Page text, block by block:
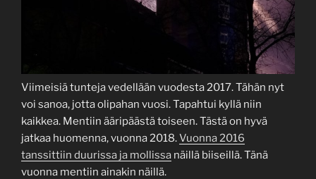
Viimeisiä tunteja vedellään vuodesta 2017. Tähän nyt
voi sanoa, jotta olipahan vuosi. Tapahtui kyllä niin
kaikkea. Mentiin ääripäästä toiseen. Tästä on hyvä
jatkaa huomenna, vuonna 2018.Vuonna 2016
tanssittiin duurissa ja mollissa näillä biiseillä. Tänä
vuonna mentiin ainakin näillä.